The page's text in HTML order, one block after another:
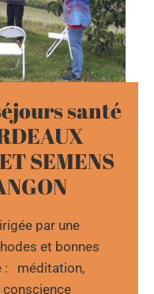
santé
SEMENS
par une
et bonnes
: méditation,